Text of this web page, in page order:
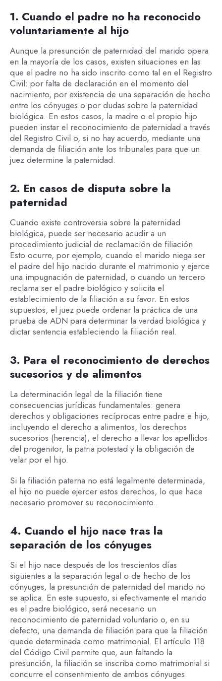
1. Cuando el padre no ha reconocido
voluntariamente al hijo
Aunque la presunción de paternidad del marido opera
en la mayoría de los casos, existen situaciones en las
que el padre no ha sido inscrito como tal en el Registro
Civil: por falta de declaración en el momento del
nacimiento, por existencia de una separación de hecho
entre los cónyuges o por dudas sobre la paternidad
biológica. En estos casos, la madre o el propio hijo
pueden instar el reconocimiento de paternidad a través
del Registro Civil o, si no hay acuerdo, mediante una
demanda de filiación ante los tribunales para que un
juez determine la paternidad.
2. En casos de disputa sobre la
paternidad
Cuando existe controversia sobre la paternidad
biológica, puede ser necesario acudir a un
procedimiento judicial de reclamación de filiación.
Esto ocurre, por ejemplo, cuando el marido niega ser
el padre del hijo nacido durante el matrimonio y ejerce
una impugnación de paternidad, o cuando un tercero
reclama ser el padre biológico y solicita el
establecimiento de la filiación a su favor. En estos
supuestos, el juez puede ordenar la práctica de una
prueba de ADN para determinar la verdad biológica y
dictar sentencia estableciendo la filiación real.
3. Para el reconocimiento de derechos
sucesorios y de alimentos
La determinación legal de la filiación tiene
consecuencias jurídicas fundamentales: genera
derechos y obligaciones recíprocas entre padre e hijo,
incluyendo el derecho a alimentos, los derechos
sucesorios (herencia), el derecho a llevar los apellidos
del progenitor, la patria potestad y la obligación de
velar por el hijo.
Si la filiación paterna no está legalmente determinada,
el hijo no puede ejercer estos derechos, lo que hace
necesario promover su reconocimiento..
4. Cuando el hijo nace tras la
separación de los cónyuges
Si el hijo nace después de los trescientos días
siguientes a la separación legal o de hecho de los
cónyuges, la presunción de paternidad del marido no
se aplica. En este supuesto, si efectivamente el marido
es el padre biológico, será necesario un
reconocimiento de paternidad voluntario o, en su
defecto, una demanda de filiación para que la filiación
quede determinada como matrimonial. El artículo 118
del Código Civil permite que, aun faltando la
presunción, la filiación se inscriba como matrimonial si
concurre el consentimiento de ambos cónyuges.